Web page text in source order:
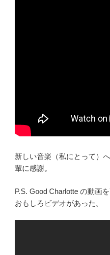
新しい音楽（私にとって）
輩に感謝。
P.S. Good Charlotte の動画
おもしろビデオがあった。